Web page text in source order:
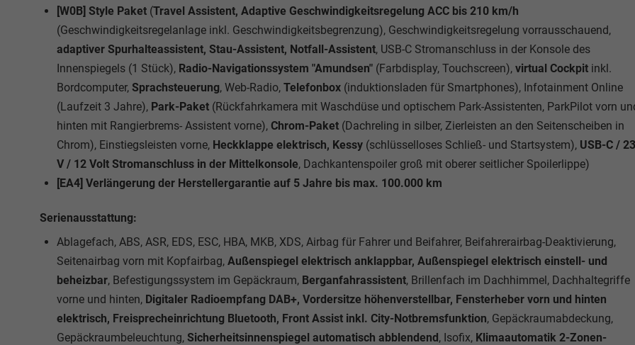
[W0B] Style Paket (Travel Assistent, Adaptive Geschwindigkeitsregelung ACC bis 210 km/h
(Geschwindigkeitsregelanlage inkl. Geschwindigkeitsbegrenzung), Geschwindigkeitsregelung vorrausschauend,
adaptiver Spurhalteassistent, Stau-Assistent, Notfall-Assistent, USB-C Stromanschluss in der Konsole des
Innenspiegels (1 Stück), Radio-Navigationssystem "Amundsen" (Farbdisplay, Touchscreen), virtual Cockpit inkl.
Bordcomputer, Sprachsteuerung, Web-Radio, Telefonbox (induktionsladen für Smartphones), Infotainment Online
(Laufzeit 3 Jahre), Park-Paket (Rückfahrkamera mit Waschdüse und optischem Park-Assistenten, ParkPilot vorn
hinten mit Rangierbrems- Assistent vorne), Chrom-Paket (Dachreling in silber, Zierleisten an den Seitenscheiben in
Chrom), Einstiegsleisten vorne, Heckklappe elektrisch, Kessy (schlüsselloses Schließ- und Startsystem), USB-C /
V / 12 Volt Stromanschluss in der Mittelkonsole, Dachkantenspoiler groß mit oberer seitlicher Spoilerlippe)
[EA4] Verlängerung der Herstellergarantie auf 5 Jahre bis max. 100.000 km
Serienausstattung:
Ablagefach, ABS, ASR, EDS, ESC, HBA, MKB, XDS, Airbag für Fahrer und Beifahrer, Beifahrerairbag-Deaktivierung,
Seitenairbag vorn mit Kopfairbag, Außenspiegel elektrisch anklappbar, Außenspiegel elektrisch einstell- und
beheizbar, Befestigungssystem im Gepäckraum, Berganfahrassistent, Brillenfach im Dachhimmel, Dachhaltegriffe
vorne und hinten, Digitaler Radioempfang DAB+, Vordersitze höhenverstellbar, Fensterheber vorn und hinten
elektrisch, Freisprecheinrichtung Bluetooth, Front Assist inkl. City-Notbremsfunktion, Gepäckraumabdeckung,
Gepäckraumbeleuchtung, Sicherheitsinnenspiegel automatisch abblendend, Isofix, Klimaautomatik 2-Zonen-